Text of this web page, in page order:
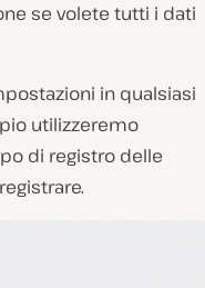
se volete tutti i dati
in qualsiasi
utilizzeremo
di registro delle